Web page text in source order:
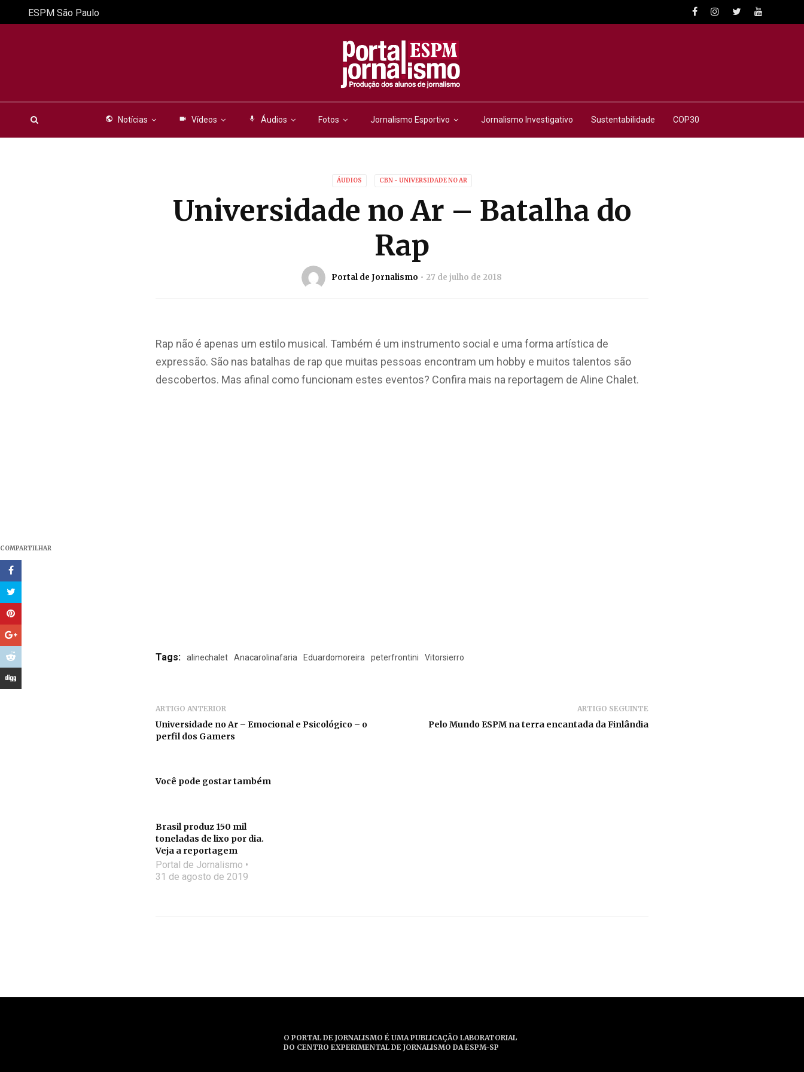
public Notícias videocam Vídeos mic Áudios Fotos Jornalismo Esportivo Jornalismo Investigativo Sustentabilidade COP30
ESPM São Paulo
ÁUDIOS CBN - UNIVERSIDADE NO AR
Universidade no Ar – Batalha do
Rap
Portal de Jornalismo 27 de julho de 2018
COMPARTILHAR
Rap não é apenas um estilo musical. Também é um instrumento social e uma forma artística de
expressão. São nas batalhas de rap que muitas pessoas encontram um hobby e muitos talentos são
descobertos. Mas afinal como funcionam estes eventos? Confira mais na reportagem de Aline Chalet.
Tags: alinechalet Anacarolinafaria Eduardomoreira peterfrontini Vitorsierro
ARTIGO ANTERIOR
Universidade no Ar – Emocional e Psicológico – o
perfil dos Gamers
ARTIGO SEGUINTE
Pelo Mundo ESPM na terra encantada da Finlândia
Você pode gostar também
Brasil produz 150 mil
toneladas de lixo por dia.
Veja a reportagem
Portal de Jornalismo
31 de agosto de 2019
O PORTAL DE JORNALISMO É UMA PUBLICAÇÃO LABORATORIAL
DO CENTRO EXPERIMENTAL DE JORNALISMO DA ESPM-SP